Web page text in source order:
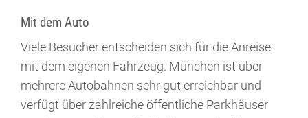
Mit dem Auto
Viele Besucher entscheiden sich für die Anreise
mit dem eigenen Fahrzeug. München ist über
mehrere Autobahnen sehr gut erreichbar und
verfügt über zahlreiche öffentliche Parkhäuser